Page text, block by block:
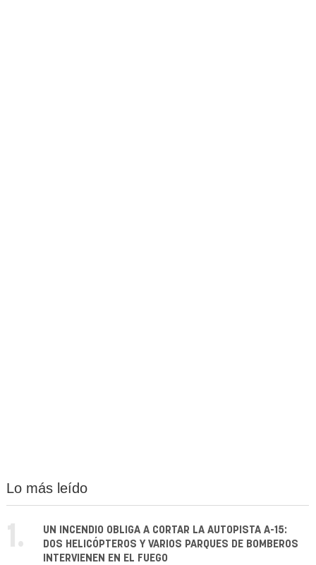
Lo más leído
1.
UN INCENDIO OBLIGA A CORTAR LA AUTOPISTA A-15:
DOS HELICÓPTEROS Y VARIOS PARQUES DE BOMBEROS
INTERVIENEN EN EL FUEGO